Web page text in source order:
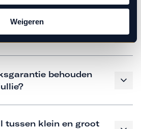
Weigeren
mogelijk?
behouden
tussen klein en groot